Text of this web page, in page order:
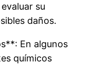
su
daños.
En algunos
químicos